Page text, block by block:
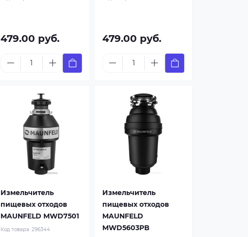
479.00 руб. 479.00 руб.
Измельчитель
пищевых отходов
MAUNFELD MWD7501
Код товара: 296344
Измельчитель
пищевых отходов
MAUNFELD
MWD5603PB